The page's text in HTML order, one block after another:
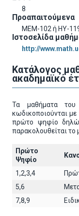
8
Προαπαιτούμενα
ΜΕΜ-102 ή ΗΥ-
Ιστοσελίδα
http://
Κατάλογος
ακαδημαϊκό
Τα μαθήματα του
κωδικοποιούνται
πρώτο ψηφίο
παρακολουθείται το
Πρώτο
Ψηφίο
1,2,3,4
5,6
7,8,9